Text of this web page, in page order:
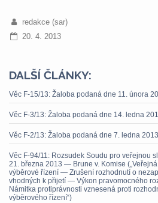
redakce (sar)
20. 4. 2013
DALŠÍ ČLÁNKY:
Věc F-15/13: Žaloba podaná dne 11. února
Věc F-3/13: Žaloba podaná dne 14. ledna
Věc F-2/13: Žaloba podaná dne 7. ledna
Věc F-94/11: Rozsudek Soudu pro veřejnou
21. března 2013 — Brune v. Komise
výběrové řízení — Zrušení rozhodnutí o
vhodných k přijetí — Výkon pravomocného
Námitka protiprávnosti vznesená proti
výběrového řízení“)